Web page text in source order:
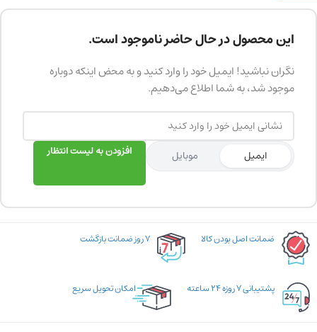
این محصول در حال حاضر ناموجود است.
نگران نباشید! ایمیل خود را وارد کنید و به محض اینکه دوباره
موجود شد، به شما اطلاع می‌دهیم.
ایمیل موبایل افزودن به لیست انتظار
ضمانت اصل بودن کالا ۷ روز ضمانت بازگشت
پشتیبانی ۷ روزه ۲۴ ساعته امکان تحویل سریع